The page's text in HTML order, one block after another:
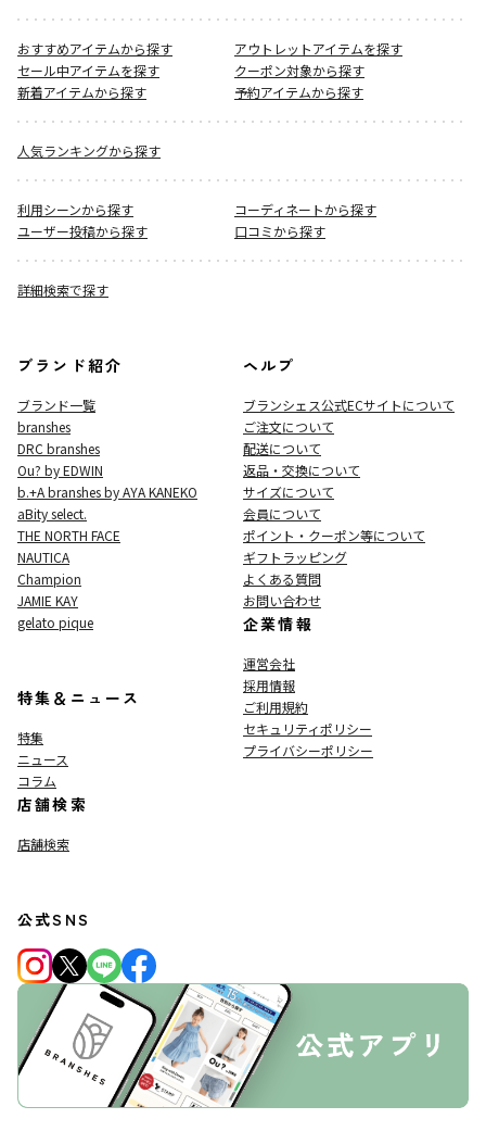
おすすめアイテムから探す
アウトレットアイテムを探す
セール中アイテムを探す
クーポン対象から探す
新着アイテムから探す
予約アイテムから探す
人気ランキングから探す
利用シーンから探す
コーディネートから探す
ユーザー投稿から探す
口コミから探す
詳細検索で探す
ブランド紹介
ブランド一覧
branshes
DRC branshes
Ou? by EDWIN
b.+A branshes by AYA KANEKO
aBity select.
THE NORTH FACE
NAUTICA
Champion
JAMIE KAY
gelato pique
特集＆ニュース
特集
ニュース
コラム
店舗検索
店舗検索
ヘルプ
ブランシェス公式ECサイトについて
ご注文について
配送について
返品・交換について
サイズについて
会員について
ポイント・クーポン等について
ギフトラッピング
よくある質問
お問い合わせ
企業情報
運営会社
採用情報
ご利用規約
セキュリティポリシー
プライバシーポリシー
公式SNS